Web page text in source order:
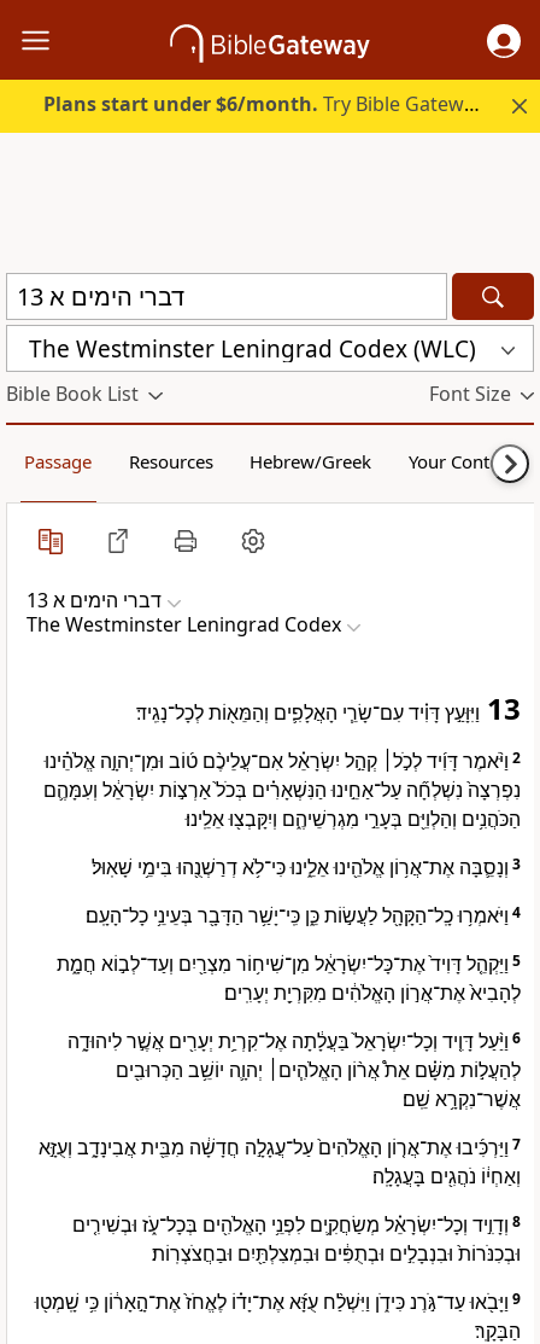
Plans start under $6/month. Try Bible Gateway Plus.
The Westminster Leningrad Codex (WLC)
Bible Book List Font Size
Passage Resources Hebrew/Greek Your Content
דברי הימים א 13
The Westminster Leningrad Codex
13 וַיִּוָּעַ֣ץ דָּוִ֗יד עִם־שָׂרֵ֧י הָאֲלָפִ֛ים וְהַמֵּא֖וֹת לְכָל־נָגִֽיד׃
2 וַיֹּ֨אמֶר דָּוִ֜יד לְכֹ֣ל׀ קְהַ֣ל יִשְׂרָאֵ֗ל אִם־עֲלֵיכֶ֨ם ט֜וֹב וּמִן־יְהוָ֣ה אֱלֹהֵ֗ינוּ
נִפְרְצָה֙ נִשְׁלְחָ֞ה עַל־אַחֵ֣ינוּ הַנִּשְׁאָרִ֗ים בְּכֹל֙ אַרְצ֣וֹת יִשְׂרָאֵ֔ל וְעִמָּהֶ֛ם
הַכֹּהֲנִ֥ים וְהַלְוִיִּ֖ם בְּעָרֵ֣י מִגְרְשֵׁיהֶ֑ם וְיִקָּבְצ֖וּ אֵלֵֽינוּ׃
3 וְנָסֵ֛בָּה אֶת־אֲר֥וֹן אֱלֹהֵ֖ינוּ אֵלֵ֑ינוּ כִּי־לֹ֥א דְרַשְׁנֻ֖הוּ בִּימֵ֥י שָׁאֽוּל׃
4 וַיֹּאמְר֥וּ כָֽל־הַקָּהָ֖ל לַעֲשׂ֣וֹת כֵּ֑ן כִּֽי־יָשַׁ֥ר הַדָּבָ֖ר בְּעֵינֵ֥י כָל־הָעָֽם׃
5 וַיַּקְהֵ֤ל דָּוִיד֙ אֶת־כָּל־יִשְׂרָאֵ֔ל מִן־שִׁיח֥וֹר מִצְרַ֖יִם וְעַד־לְב֣וֹא חֲמָ֑ת
לְהָבִיא֙ אֶת־אֲר֣וֹן הָאֱלֹהִ֔ים מִקִּרְיַ֖ת יְעָרִֽים׃
6 וַיַּ֨עַל דָּוִ֤יד וְכָל־יִשְׂרָאֵל֙ בַּעֲלָ֔תָה אֶל־קִרְיַ֥ת יְעָרִ֖ים אֲשֶׁ֣ר לִיהוּדָ֑ה
לְהַעֲל֣וֹת מִשָּׁ֗ם אֵת֩ אֲר֨וֹן הָאֱלֹהִ֧ים׀ יְהוָ֛ה יוֹשֵׁ֥ב הַכְּרוּבִ֖ים
אֲשֶׁר־נִקְרָ֥א שֵֽׁם׃
7 וַיַּרְכִּ֜יבוּ אֶת־אֲר֤וֹן הָאֱלֹהִים֙ עַל־עֲגָלָ֣ה חֲדָשָׁ֔ה מִבֵּ֖ית אֲבִינָדָ֑ב וְעֻזָּ֣א
וְאַחְי֔וֹ נֹהֲגִ֖ים בָּעֲגָלָֽה׃
8 וְדָוִ֣יד וְכָל־יִשְׂרָאֵ֗ל מְשַׂחֲקִ֛ים לִפְנֵ֥י הָאֱלֹהִ֖ים בְּכָל־עֹ֑ז וּבְשִׁירִ֤ים
וּבְכִנֹּרוֹת֙ וּבִנְבָלִ֣ים וּבְתֻפִּ֔ים וּבִמְצִלְתַּ֖יִם וּבַחֲצֹצְרֽוֹת׃
9 וַיָּבֹ֖אוּ עַד־גֹּ֣רֶנ כִּידֹ֑ן וַיִּשְׁלַ֨ח עֻזָּ֜א אֶת־יָד֗וֹ לֶאֱחֹז֙ אֶת־הָ֣אָר֔וֹן כִּ֥י שָֽׁמְט֖וּ
הַבָּקָֽר׃